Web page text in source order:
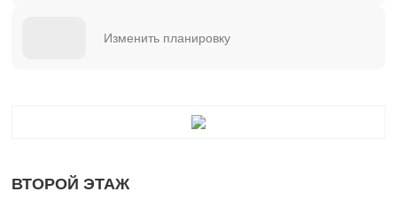
Изменить планировку
ВТОРОЙ ЭТАЖ